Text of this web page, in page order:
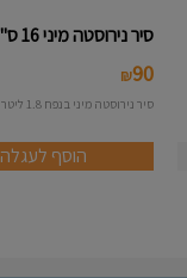
סיר נירוסטה מיני 16 ס"מ - סולת...
90
₪
סיר נירוסטה מיני בנפח 1.8 ליטר תוצרת חברת סולתם
הוסף לעגלה